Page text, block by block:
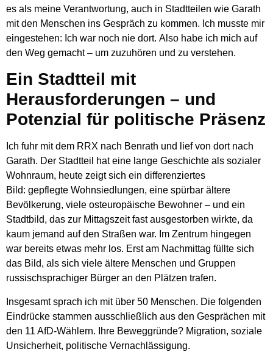
es als meine Verantwortung, auch in Stadtteilen wie Garath
mit den Menschen ins Gespräch zu kommen. Ich musste mir
eingestehen: Ich war noch nie dort. Also habe ich mich auf
den Weg gemacht – um zuzuhören und zu verstehen.
Ein Stadtteil mit
Herausforderungen – und
Potenzial für politische Präsenz
Ich fuhr mit dem RRX nach Benrath und lief von dort nach
Garath. Der Stadtteil hat eine lange Geschichte als sozialer
Wohnraum, heute zeigt sich ein differenziertes
Bild: gepflegte Wohnsiedlungen, eine spürbar ältere
Bevölkerung, viele osteuropäische Bewohner – und ein
Stadtbild, das zur Mittagszeit fast ausgestorben wirkte, da
kaum jemand auf den Straßen war. Im Zentrum hingegen
war bereits etwas mehr los. Erst am Nachmittag füllte sich
das Bild, als sich viele ältere Menschen und Gruppen
russischsprachiger Bürger an den Plätzen trafen.
Insgesamt sprach ich mit über 50 Menschen. Die folgenden
Eindrücke stammen ausschließlich aus den Gesprächen mit
den 11 AfD-Wählern. Ihre Beweggründe? Migration, soziale
Unsicherheit, politische Vernachlässigung.